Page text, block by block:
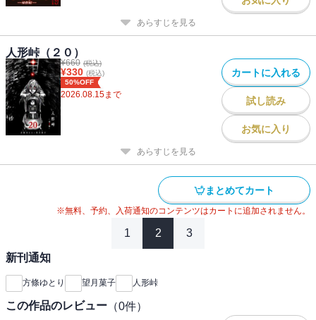
あらすじを見る
人形峠（２０）
¥660 (税込)
¥330 (税込)
50%OFF
2026.08.15まで
カートに入れる
試し読み
お気に入り
あらすじを見る
まとめてカート
※無料、予約、入荷通知のコンテンツはカートに追加されません。
1 2 3
新刊通知
方條ゆとり 望月菓子 人形峠
この作品のレビュー （0件）